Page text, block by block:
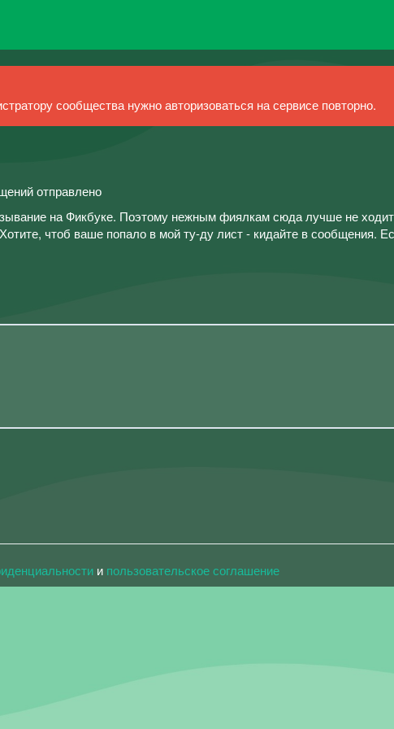
сообщества нужно авторизоваться на сервисе повторно.
отправлено
на Фикбуке. Поэтому нежным фиялкам сюда лучше не
чтоб ваше попало в мой ту-ду лист - кидайте в сообщения.
и пользовательское соглашение